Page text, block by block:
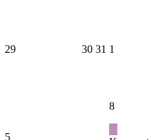
29 30 31 1
5
8